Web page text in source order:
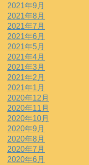
2021年9月
2021年8月
2021年7月
2021年6月
2021年5月
2021年4月
2021年3月
2021年2月
2021年1月
2020年12月
2020年11月
2020年10月
2020年9月
2020年8月
2020年7月
2020年6月